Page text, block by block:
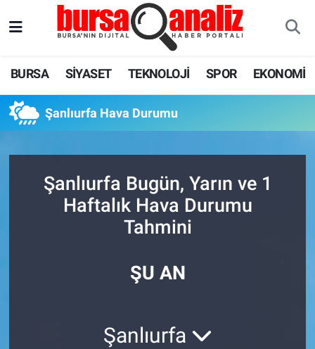
BURSA SİYASET TEKNOLOJİ SPOR EKONOMİ
Şanlıurfa Hava Durumu
Şanlıurfa Bugün, Yarın ve 1
Haftalık Hava Durumu
Tahmini
ŞU AN
Şanlıurfa
EKONOMİ
Tüm Manşetler
Son Dakika Haberleri